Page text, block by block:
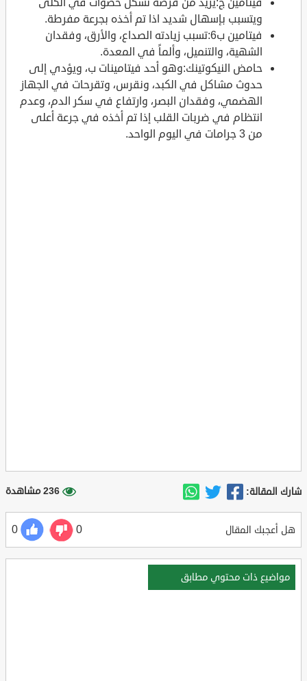
ويتسبب بإسهال شديد اذا تم أخذه بجرعة مفرطة.
فيتامين ب6:تسبب زيادته الصداع، والأرق، وفقدان
الشهية، والتنميل، وألماً في المعدة.
حامض النيكوتينك:وهو أحد فيتامينات ب، ويؤدي إلى
حدوث مشاكل في الكبد، ونقرس، وتقرحات في الجهاز
الهضمي، وفقدان البصر، وارتفاع في سكر الدم، وعدم
انتظام في ضربات القلب إذا تم أخذه في جرعة أعلى
من 3 جرامات في اليوم الواحد.
شارك المقالة: 236 مشاهدة
هل أعجبك المقال 0
0
مواضيع ذات محتوي مطابق